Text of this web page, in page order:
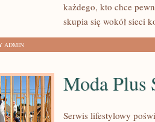
każdego, kto chce
skupia się wokół sieci
ADMIN
Moda Plus
Serwis lifestylowy